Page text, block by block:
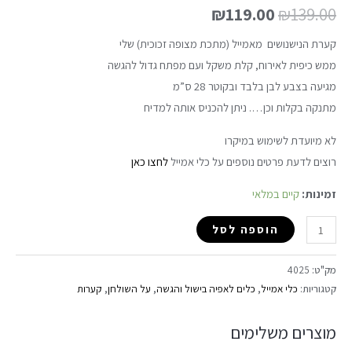
₪139.00
₪119.00
קערת הנישנושים מאמייל (מתכת מצופה זכוכית) שלי
ממש כיפית לאירוח, קלת משקל ועם מפתח גדול להגשה
מגיעה בצבע לבן בלבד ובקוטר 28 ס”מ
מתנקה בקלות וכן…. ניתן להכניס אותה למדיח
לא מיועדת לשימוש במיקרו
רוצים לדעת פרטים נוספים על כלי אמייללחצו כאן
זמינות: קיים במלאי
הוספה לסל
מק"ט: 4025
קטגוריות: כלי אמייל, כלים לאפיה בישול והגשה, על השולחן, קערות
מוצרים משלימים